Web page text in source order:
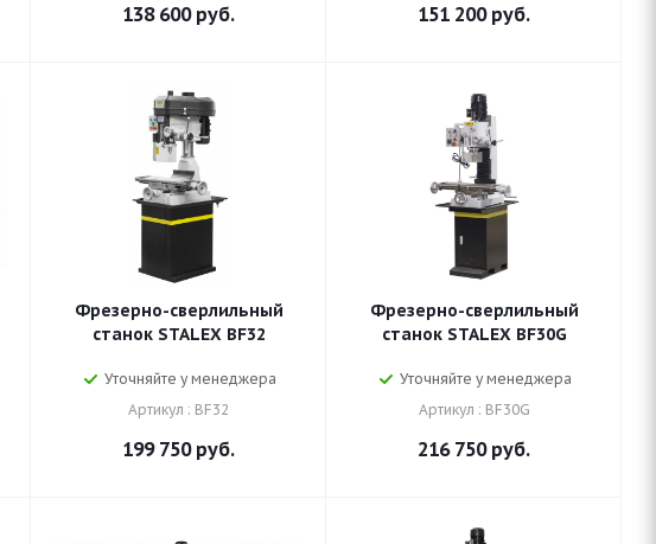
138 600руб. 151 200руб.
Фрезерно-сверлильный
станок STALEX BF32
Уточняйте у менеджера
Артикул : BF32
199 750руб.
Фрезерно-сверлильный
станок STALEX BF30G
Уточняйте у менеджера
Артикул : BF30G
216 750руб.